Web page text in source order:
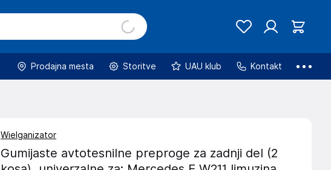
Prodajna mesta Storitve UAU klub Kontakt
Wielganizator
Gumijaste avtotesnilne preproge za zadnji del (2